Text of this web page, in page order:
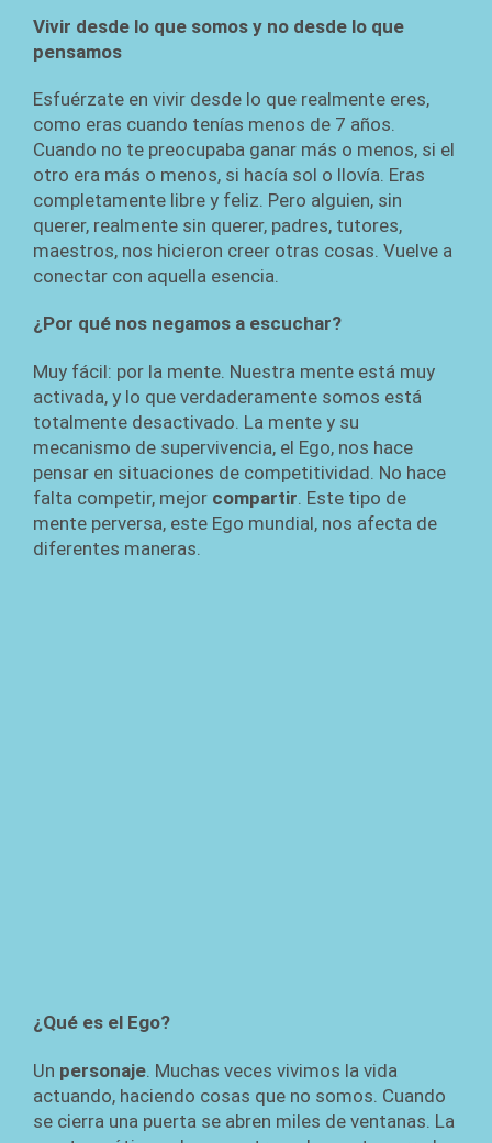
Vivir desde lo que somos y no desde lo que
pensamos
Esfuérzate en vivir desde lo que realmente eres,
como eras cuando tenías menos de 7 años.
Cuando no te preocupaba ganar más o menos, si el
otro era más o menos, si hacía sol o llovía. Eras
completamente libre y feliz. Pero alguien, sin
querer, realmente sin querer, padres, tutores,
maestros, nos hicieron creer otras cosas. Vuelve a
conectar con aquella esencia.
¿Por qué nos negamos a escuchar?
Muy fácil: por la mente. Nuestra mente está muy
activada, y lo que verdaderamente somos está
totalmente desactivado. La mente y su
mecanismo de supervivencia, el Ego, nos hace
pensar en situaciones de competitividad. No hace
falta competir, mejor compartir . Este tipo de
mente perversa, este Ego mundial, nos afecta de
diferentes maneras.
¿Qué es el Ego?
Un personaje . Muchas veces vivimos la vida
actuando, haciendo cosas que no somos. Cuando
se cierra una puerta se abren miles de ventanas. La